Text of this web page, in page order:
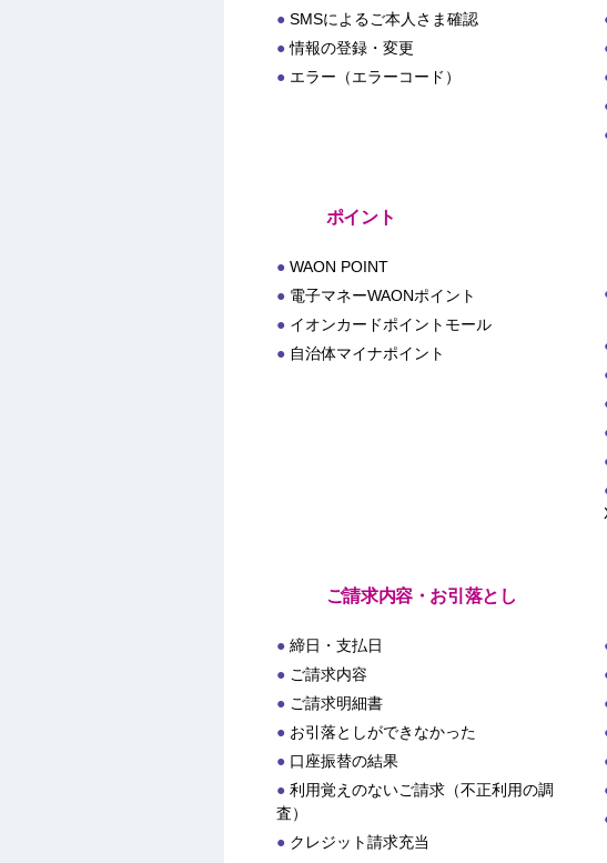
SMSによるご本人さま確認
情報の登録・変更
エラー（エラーコード）
ポイント
WAON POINT
電子マネーWAONポイント
イオンカードポイントモール
自治体マイナポイント
ご請求内容・お引落とし
締日・支払日
ご請求内容
ご請求明細書
お引落としができなかった
口座振替の結果
利用覚えのないご請求（不正利用の調
査）
クレジット請求充当